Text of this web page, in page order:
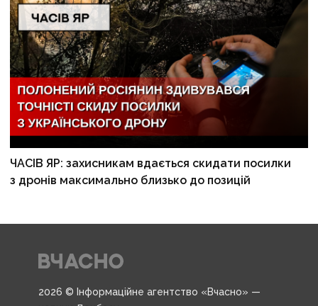
ЧАСІВ ЯР: захисникам вдається скидати посилки
з дронів максимально близько до позицій
2026 © Інформаційне агентство «Вчасно» —